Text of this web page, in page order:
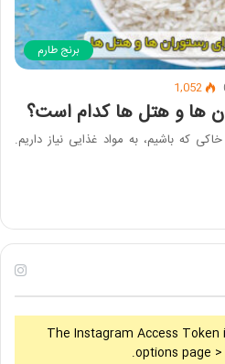
برنج طارم
1,052
ها و هتل ها کدام است؟
که باشیم، به مواد غذایی نیاز داریم.
The Instagram Access
options page